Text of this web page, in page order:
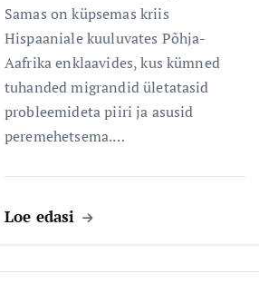
Samas on küpsemas kriis
Hispaaniale kuuluvates Põhja-
Aafrika enklaavides, kus kümned
tuhanded migrandid ületatasid
probleemideta piiri ja asusid
peremehetsema.…
Loe edasi